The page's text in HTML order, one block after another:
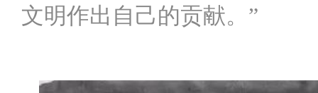
文明作出自己的贡献。”